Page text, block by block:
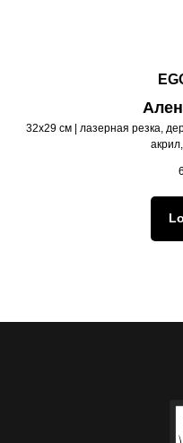
32х29 см | лазерная резка,